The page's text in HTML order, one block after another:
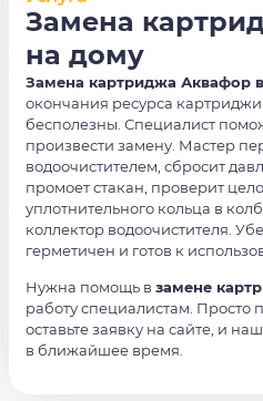
Замена
на дому
Замена картриджа Аквафор
окончания ресурса
бесполезны. Специалист
произвести замену. Мастер
водоочистителем, сбросит
промоет стакан, проверит
уплотнительного кольца в
коллектор водоочистителя.
герметичен и готов к
Нужна помощь в замене
работу специалистам. Просто
оставьте заявку на сайте, и
в ближайшее время.